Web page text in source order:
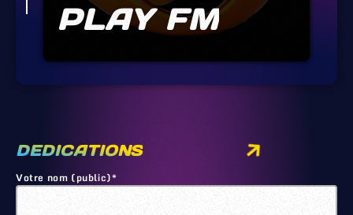
PLAY FM
DEDICATIONS
Votre nom (public)*